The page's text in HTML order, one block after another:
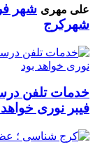
علی مهری شهر
شهرکرج
خدمات تلفن
فیبر نوری خواهد